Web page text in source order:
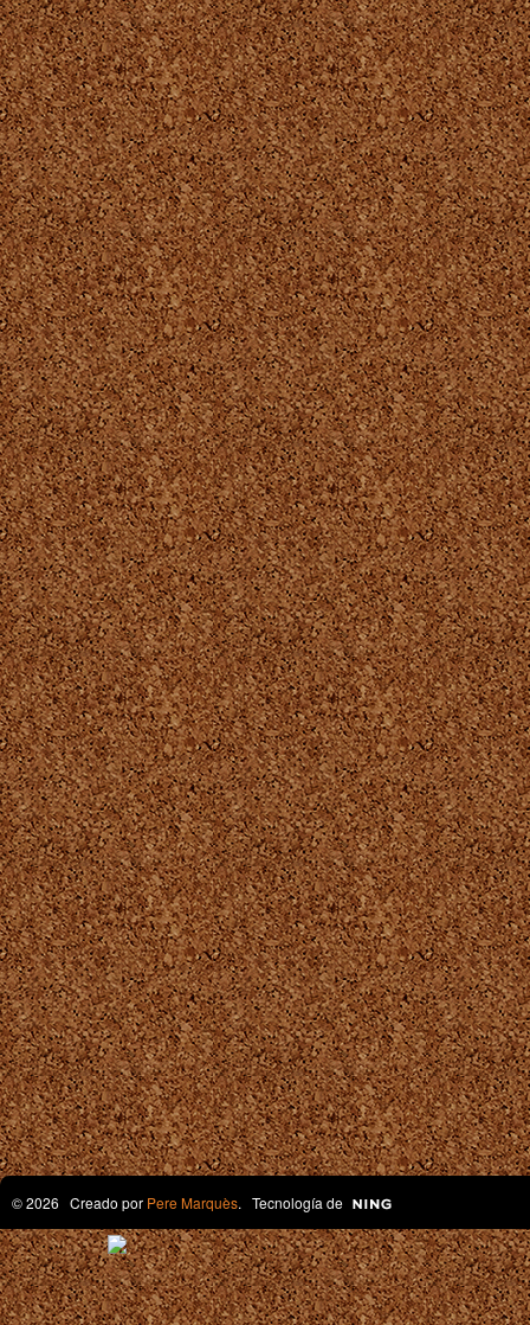
© 2026 Creado por Pere Marquès. Tecnología de